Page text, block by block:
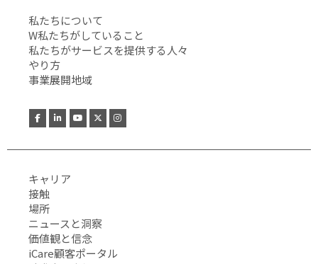
私たちについて
W私たちがしていること
私たちがサービスを提供する人々
やり方
事業展開地域
キャリア
接触
場所
ニュースと洞察
価値観と信念
iCare顧客ポータル